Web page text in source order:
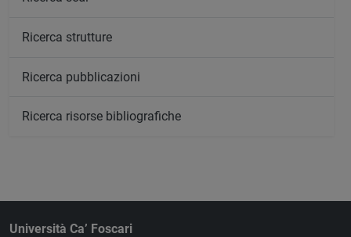
Ricerca strutture
Ricerca pubblicazioni
Ricerca risorse bibliografiche
Università Ca’ Foscari